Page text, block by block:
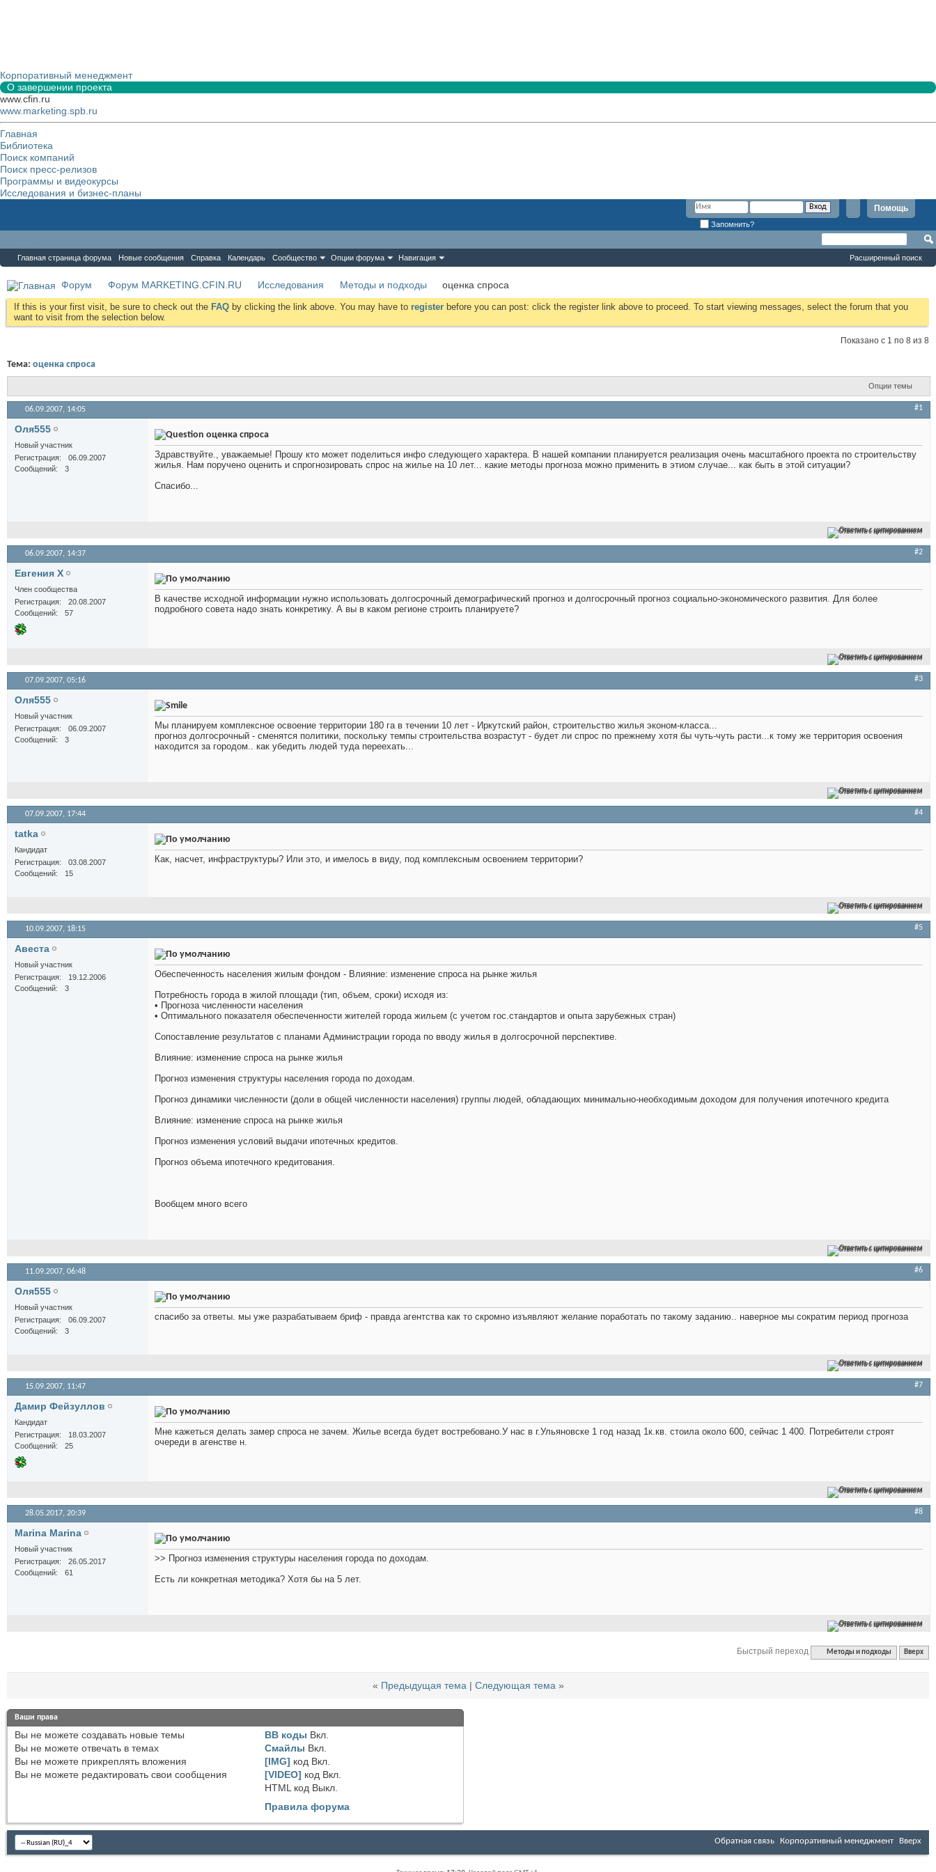
Корпоративный менеджмент
О завершении проекта
www.cfin.ru
www.marketing.spb.ru
Главная
Библиотека
Поиск компаний
Поиск пресс-релизов
Программы и видеокурсы
Исследования и бизнес-планы
Помощь
Запомнить?
Главная страница форума Новые сообщения Справка Календарь Сообщество Опции форума Навигация Расширенный поиск
Форум Форум MARKETING.CFIN.RU Исследования Методы и подходы оценка спроса
If this is your first visit, be sure to check out the FAQ by clicking the link above. You may have to register before you can post: click the register link above to proceed. To start viewing messages, select the forum that you
want to visit from the selection below.
Показано с 1 по 8 из 8
Тема: оценка спроса
Опции темы
06.09.2007, 14:05 #1
Оля555
Новый участник
Регистрация
06.09.2007
Сообщений
3
оценка спроса
Здравствуйте., уважаемые! Прошу кто может поделиться инфо следующего характера. В нашей компании планируется реализация очень масштабного проекта по строительству
жилья. Нам поручено оценить и спрогнозировать спрос на жилье на 10 лет... какие методы прогноза можно применить в этиом случае... как быть в этой ситуации?
Спасибо...
Ответить с цитированием
06.09.2007, 14:37 #2
Евгения X
Член сообщества
Регистрация
20.08.2007
Сообщений
57
В качестве исходной информации нужно использовать долгосрочный демографический прогноз и долгосрочный прогноз социально-экономического развития. Для более
подробного совета надо знать конкретику. А вы в каком регионе строить планируете?
Ответить с цитированием
07.09.2007, 05:16 #3
Оля555
Новый участник
Регистрация
06.09.2007
Сообщений
3
Мы планируем комплексное освоение территории 180 га в течении 10 лет - Иркутский район, строительство жилья эконом-класса...
прогноз долгосрочный - сменятся политики, поскольку темпы строительства возрастут - будет ли спрос по прежнему хотя бы чуть-чуть расти...к тому же территория освоения
находится за городом.. как убедить людей туда переехать...
Ответить с цитированием
07.09.2007, 17:44 #4
tatka
Кандидат
Регистрация
03.08.2007
Сообщений
15
Как, насчет, инфраструктуры? Или это, и имелось в виду, под комплексным освоением территории?
Ответить с цитированием
10.09.2007, 18:15 #5
Авеста
Новый участник
Регистрация
19.12.2006
Сообщений
3
Обеспеченность населения жилым фондом - Влияние: изменение спроса на рынке жилья
Потребность города в жилой площади (тип, объем, сроки) исходя из:
• Прогноза численности населения
• Оптимального показателя обеспеченности жителей города жильем (с учетом гос.стандартов и опыта зарубежных стран)
Сопоставление результатов с планами Администрации города по вводу жилья в долгосрочной перспективе.
Влияние: изменение спроса на рынке жилья
Прогноз изменения структуры населения города по доходам.
Прогноз динамики численности (доли в общей численности населения) группы людей, обладающих минимально-необходимым доходом для получения ипотечного кредита
Влияние: изменение спроса на рынке жилья
Прогноз изменения условий выдачи ипотечных кредитов.
Прогноз объема ипотечного кредитования.
Вообщем много всего
Ответить с цитированием
11.09.2007, 06:48 #6
Оля555
Новый участник
Регистрация
06.09.2007
Сообщений
3
спасибо за ответы. мы уже разрабатываем бриф - правда агентства как то скромно изъявляют желание поработать по такому заданию.. наверное мы сократим период прогноза
Ответить с цитированием
15.09.2007, 11:47 #7
Дамир Фейзуллов
Кандидат
Регистрация
18.03.2007
Сообщений
25
Мне кажеться делать замер спроса не зачем. Жилье всегда будет востребовано.У нас в г.Ульяновске 1 год назад 1к.кв. стоила около 600, сейчас 1 400. Потребители строят
очереди в агенстве н.
Ответить с цитированием
28.05.2017, 20:39 #8
Marina Marina
Новый участник
Регистрация
26.05.2017
Сообщений
61
>> Прогноз изменения структуры населения города по доходам.
Есть ли конкретная методика? Хотя бы на 5 лет.
Ответить с цитированием
Быстрый переход Методы и подходы Вверх
« Предыдущая тема| Следующая тема »
Ваши права
Вы не можете создавать новые темы
Вы не можете отвечать в темах
Вы не можете прикреплять вложения
Вы не можете редактировать свои сообщения
BB коды Вкл.
Смайлы Вкл.
[IMG] код Вкл.
[VIDEO] код Вкл.
HTML код Выкл.
Правила форума
Обратная связь Корпоративный менеджмент Вверх